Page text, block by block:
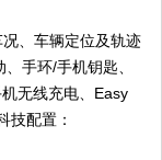
、车辆定位及轨迹
手环/手机钥匙、
无线充电、Easy
技配置：